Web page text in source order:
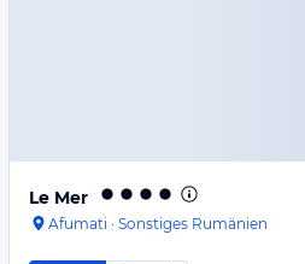
Le Mer
Afumati · Sonstiges Rumänien